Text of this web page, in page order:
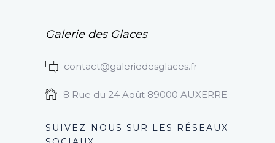
Galerie des Glaces
contact@galeriedesglaces.fr
8 Rue du 24 Août 89000 AUXERRE
SUIVEZ-NOUS SUR LES RÉSEAUX